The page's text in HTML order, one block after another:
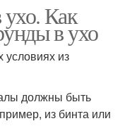
ухо. Как
в ухо
из
должны быть
из бинта или